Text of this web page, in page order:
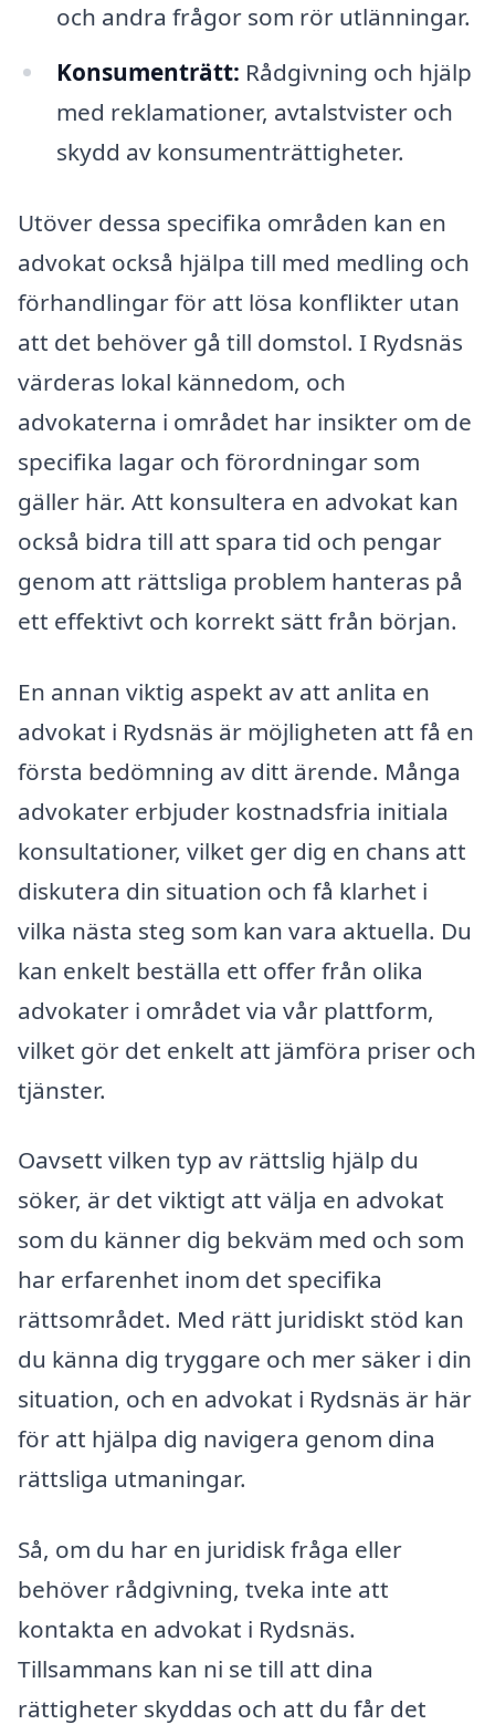
och andra frågor som rör utlänningar.
Konsumenträtt: Rådgivning och hjälp
med reklamationer, avtalstvister och
skydd av konsumenträttigheter.
Utöver dessa specifika områden kan en
advokat också hjälpa till med medling och
förhandlingar för att lösa konflikter utan
att det behöver gå till domstol. I Rydsnäs
värderas lokal kännedom, och
advokaterna i området har insikter om de
specifika lagar och förordningar som
gäller här. Att konsultera en advokat kan
också bidra till att spara tid och pengar
genom att rättsliga problem hanteras på
ett effektivt och korrekt sätt från början.
En annan viktig aspekt av att anlita en
advokat i Rydsnäs är möjligheten att få en
första bedömning av ditt ärende. Många
advokater erbjuder kostnadsfria initiala
konsultationer, vilket ger dig en chans att
diskutera din situation och få klarhet i
vilka nästa steg som kan vara aktuella. Du
kan enkelt beställa ett offer från olika
advokater i området via vår plattform,
vilket gör det enkelt att jämföra priser och
tjänster.
Oavsett vilken typ av rättslig hjälp du
söker, är det viktigt att välja en advokat
som du känner dig bekväm med och som
har erfarenhet inom det specifika
rättsområdet. Med rätt juridiskt stöd kan
du känna dig tryggare och mer säker i din
situation, och en advokat i Rydsnäs är här
för att hjälpa dig navigera genom dina
rättsliga utmaningar.
Så, om du har en juridisk fråga eller
behöver rådgivning, tveka inte att
kontakta en advokat i Rydsnäs.
Tillsammans kan ni se till att dina
rättigheter skyddas och att du får det